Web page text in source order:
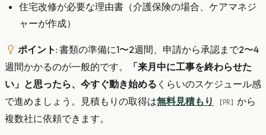
住宅改修が必要な理由書（介護保険の場合、ケアマネジ
ャーが作成）
ポイント: 書類の準備に1〜2週間、申請から承認まで2〜4
週間かかるのが一般的です。
「来月中に工事を終わらせた
い」と思ったら、今すぐ動き始める くらいのスケジュール感
で進めましょう。見積もりの取得は無料見積もり 【PR】 から
複数社に依頼できます。